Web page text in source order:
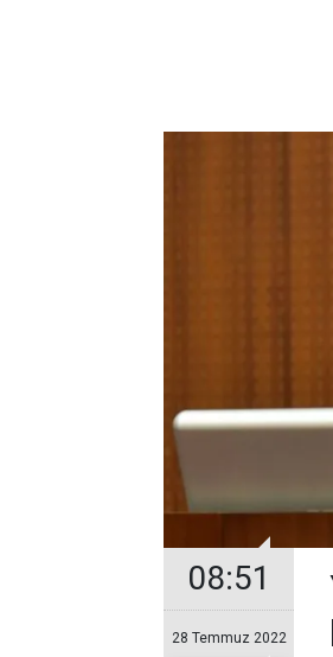
08:51
28 Temmuz 2022